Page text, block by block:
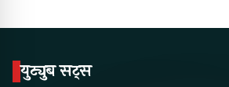
युट्युब सट्स